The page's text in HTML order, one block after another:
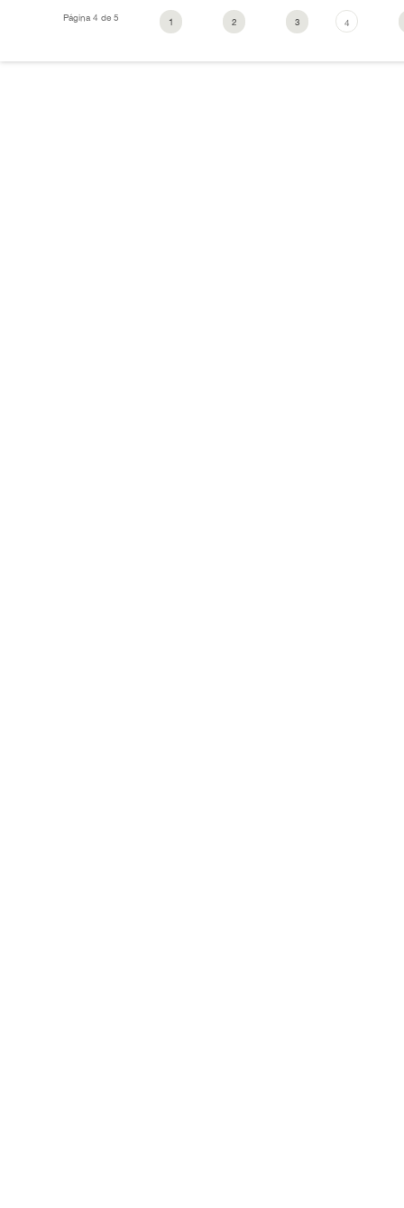
Página 4 de 5 1 2 3 4